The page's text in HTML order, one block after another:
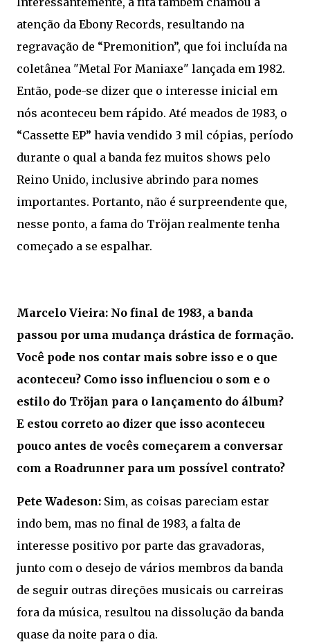
atenção da Ebony Records, resultando na
regravação de “Premonition”, que foi incluída na
coletânea "Metal For Maniaxe" lançada em 1982.
Então, pode-se dizer que o interesse inicial em
nós aconteceu bem rápido. Até meados de 1983, o
“Cassette EP” havia vendido 3 mil cópias, período
durante o qual a banda fez muitos shows pelo
Reino Unido, inclusive abrindo para nomes
importantes. Portanto, não é surpreendente que,
nesse ponto, a fama do Tröjan realmente tenha
começado a se espalhar.
Marcelo Vieira: No final de 1983, a banda
passou por uma mudança drástica de formação.
Você pode nos contar mais sobre isso e o que
aconteceu? Como isso influenciou o som e o
estilo do Tröjan para o lançamento do álbum?
E estou correto ao dizer que isso aconteceu
pouco antes de vocês começarem a conversar
com a Roadrunner para um possível contrato?
Pete Wadeson: Sim, as coisas pareciam estar
indo bem, mas no final de 1983, a falta de
interesse positivo por parte das gravadoras,
junto com o desejo de vários membros da banda
de seguir outras direções musicais ou carreiras
fora da música, resultou na dissolução da banda
quase da noite para o dia.